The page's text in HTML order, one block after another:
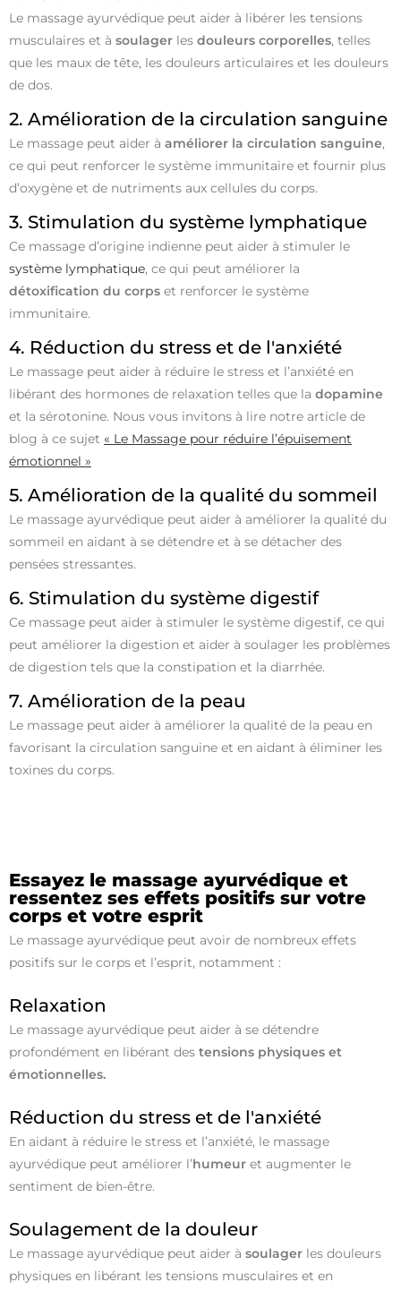
Le massage ayurvédique peut aider à libérer les tensions
musculaires et à soulager les douleurs corporelles, telles
que les maux de tête, les douleurs articulaires et les douleurs
de dos.
2. Amélioration de la circulation sanguine
Le massage peut aider à améliorer la circulation sanguine,
ce qui peut renforcer le système immunitaire et fournir plus
d’oxygène et de nutriments aux cellules du corps.
3. Stimulation du système lymphatique
Ce massage d’origine indienne peut aider à stimuler le
système lymphatique, ce qui peut améliorer la
détoxification du corps et renforcer le système
immunitaire.
4. Réduction du stress et de l'anxiété
Le massage peut aider à réduire le stress et l’anxiété en
libérant des hormones de relaxation telles que la dopamine
et la sérotonine. Nous vous invitons à lire notre article de
blog à ce sujet « Le Massage pour réduire l’épuisement
émotionnel »
5. Amélioration de la qualité du sommeil
Le massage ayurvédique peut aider à améliorer la qualité du
sommeil en aidant à se détendre et à se détacher des
pensées stressantes.
6. Stimulation du système digestif
Ce massage peut aider à stimuler le système digestif, ce qui
peut améliorer la digestion et aider à soulager les problèmes
de digestion tels que la constipation et la diarrhée.
7. Amélioration de la peau
Le massage peut aider à améliorer la qualité de la peau en
favorisant la circulation sanguine et en aidant à éliminer les
toxines du corps.
Essayez le massage ayurvédique et
ressentez ses effets positifs sur votre
corps et votre esprit
Le massage ayurvédique peut avoir de nombreux effets
positifs sur le corps et l’esprit, notamment :
Relaxation
Le massage ayurvédique peut aider à se détendre
profondément en libérant des tensions physiques et
émotionnelles.
Réduction du stress et de l'anxiété
En aidant à réduire le stress et l’anxiété, le massage
ayurvédique peut améliorer l’humeur et augmenter le
sentiment de bien-être.
Soulagement de la douleur
Le massage ayurvédique peut aider à soulager les douleurs
physiques en libérant les tensions musculaires et en